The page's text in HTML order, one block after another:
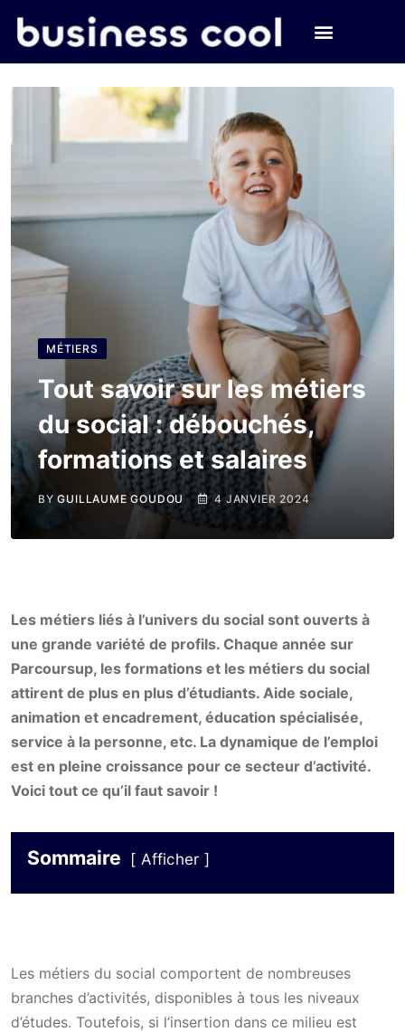
MÉTIERS
Tout savoir sur les métiers
du social : débouchés,
formations et salaires
BYGUILLAUME GOUDOU 4 JANVIER 2024
Les métiers liés à l’univers du social sont ouverts à
une grande variété de profils. Chaque année sur
Parcoursup, les formations et les métiers du social
attirent de plus en plus d’étudiants. Aide sociale,
animation et encadrement, éducation spécialisée,
service à la personne, etc. La dynamique de l’emploi
est en pleine croissance pour ce secteur d’activité.
Voici tout ce qu’il faut savoir !
Sommaire Afficher
Les métiers du social comportent de nombreuses
branches d’activités, disponibles à tous les niveaux
d’études. Toutefois, si l’insertion dans ce milieu est